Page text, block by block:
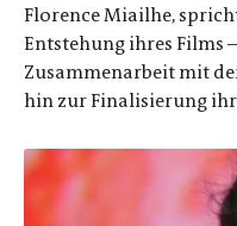
Florence Miailhe,
Entstehung ihres Films
Zusammenarbeit mit
hin zur Finalisierung